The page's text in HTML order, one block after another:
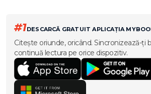
#1DESCARCĂ GRATUIT APLICAȚIA
Citește oriunde, oricând. Sincronizează-ți
continuă lectura pe orice dispozitiv.